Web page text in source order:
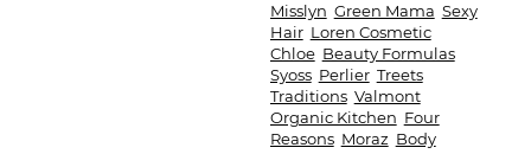
Misslyn Green Mama Sexy
Hair Loren Cosmetic
Chloe Beauty Formulas
Syoss Perlier Treets
Traditions Valmont
Organic Kitchen Four
Reasons Moraz Body